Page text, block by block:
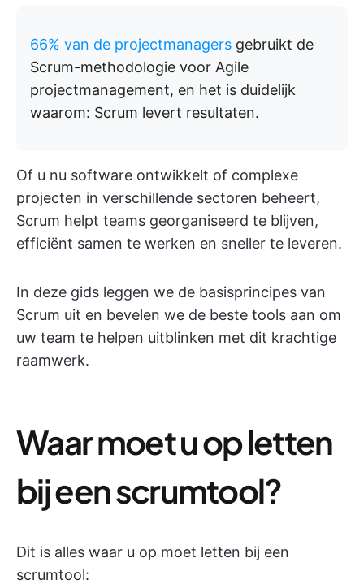
66% van de projectmanagers gebruikt de
Scrum-methodologie voor Agile
projectmanagement, en het is duidelijk
waarom: Scrum levert resultaten.
Of u nu software ontwikkelt of complexe
projecten in verschillende sectoren beheert,
Scrum helpt teams georganiseerd te blijven,
efficiënt samen te werken en sneller te leveren.
In deze gids leggen we de basisprincipes van
Scrum uit en bevelen we de beste tools aan om
uw team te helpen uitblinken met dit krachtige
raamwerk.
Waar moet u op letten
bij een scrumtool?
Dit is alles waar u op moet letten bij een
scrumtool: